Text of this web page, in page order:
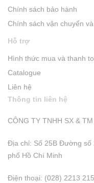
Chính sách bảo hành
Chính sách vận chuyển
Hỗ trợ
Hình thức mua và thanh
Catalogue
Liên hệ
Thông tin liên hệ
CÔNG TY TNHH SX &
Địa chỉ: Số 25B Đường
phố Hồ Chí Minh
Điện thoại: (028) 2213